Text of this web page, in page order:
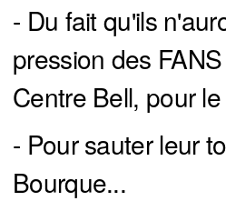
- Du fait qu'ils
pression des
Centre Bell, pour
- Pour sauter leur
Bourque...